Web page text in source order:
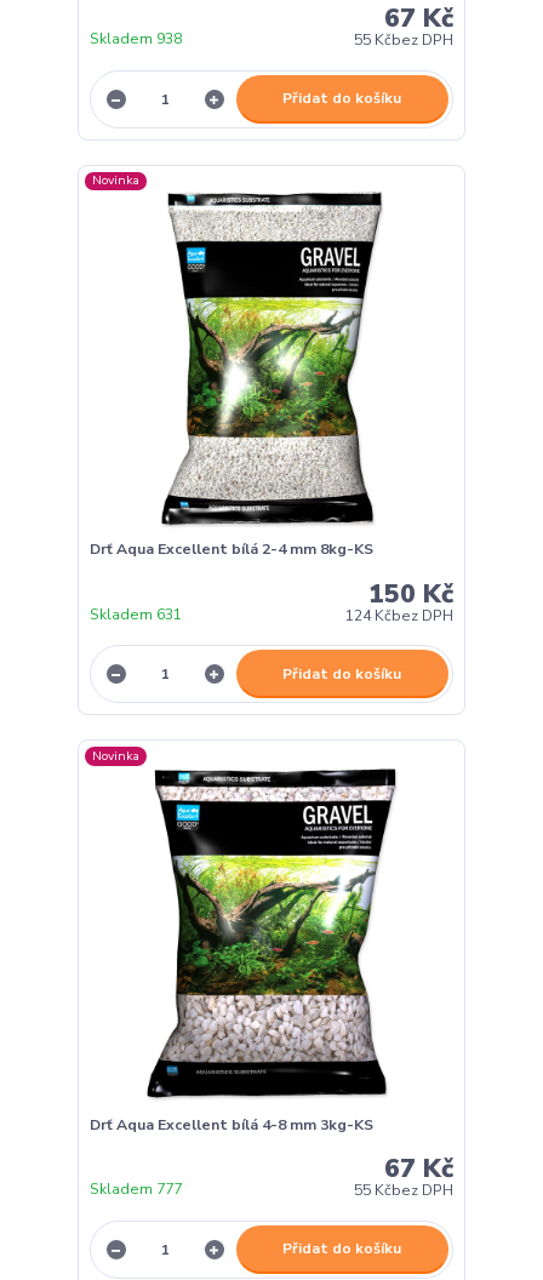
67 Kč
55 Kčbez DPH
Skladem 938
Přidat do košíku
Novinka
Drť Aqua Excellent bílá 2-4 mm 8kg-KS
150 Kč
124 Kčbez DPH
Skladem 631
Přidat do košíku
Novinka
Drť Aqua Excellent bílá 4-8 mm 3kg-KS
67 Kč
55 Kčbez DPH
Skladem 777
Přidat do košíku